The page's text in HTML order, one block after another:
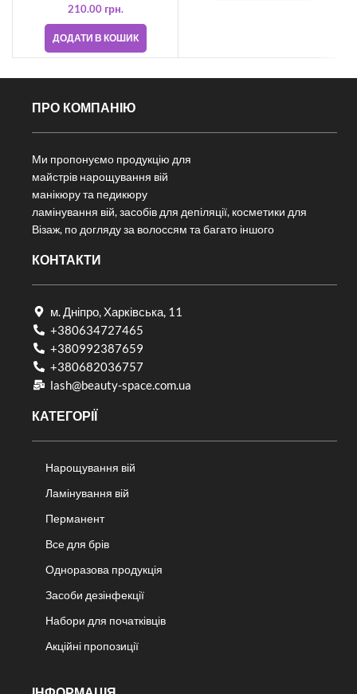
210.00 грн.
ДОДАТИ В КОШИК
ПРО КОМПАНІЮ
Ми пропонуємо продукцію для
майстрів нарощування вій
манікюру та педикюру
ламінування вій, засобів для депіляції, косметики для
Візаж, по догляду за волоссям та багато іншого
КОНТАКТИ
м. Дніпро, Харківська, 11
+380634727465
+380992387659
+380682036757​
lash@beauty-space.com.ua
КАТЕГОРІЇ
Нарощування вій
Ламінування вій
Перманент
Все для брів
Одноразова продукція
Засоби дезінфекції
Набори для початківців
Акційні пропозиції